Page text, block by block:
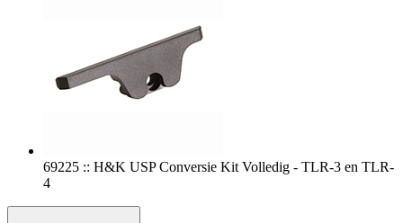
69225 :: H&K USP Conversie Kit Volledig - TLR-3 en TLR-
4